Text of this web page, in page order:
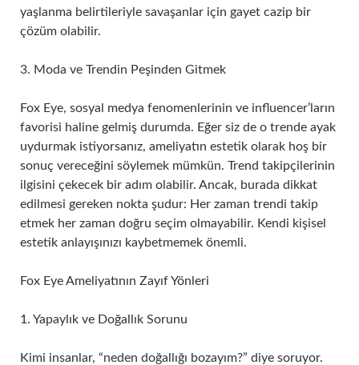
yaşlanma belirtileriyle savaşanlar için gayet cazip bir
çözüm olabilir.
3. Moda ve Trendin Peşinden Gitmek
Fox Eye, sosyal medya fenomenlerinin ve influencer’ların
favorisi haline gelmiş durumda. Eğer siz de o trende ayak
uydurmak istiyorsanız, ameliyatın estetik olarak hoş bir
sonuç vereceğini söylemek mümkün. Trend takipçilerinin
ilgisini çekecek bir adım olabilir. Ancak, burada dikkat
edilmesi gereken nokta şudur: Her zaman trendi takip
etmek her zaman doğru seçim olmayabilir. Kendi kişisel
estetik anlayışınızı kaybetmemek önemli.
Fox Eye Ameliyatının Zayıf Yönleri
1. Yapaylık ve Doğallık Sorunu
Kimi insanlar, “neden doğallığı bozayım?” diye soruyor.